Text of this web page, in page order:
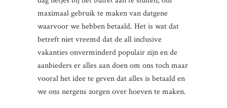
maximaal gebruik te maken van datgene
waarvoor we hebben betaald. Het is wat dat
betreft niet vreemd dat de all inclusive
vakanties onverminderd populair zijn en de
aanbieders er alles aan doen om ons toch maar
vooral het idee te geven dat alles is betaald en
we ons nergens zorgen over hoeven te maken.